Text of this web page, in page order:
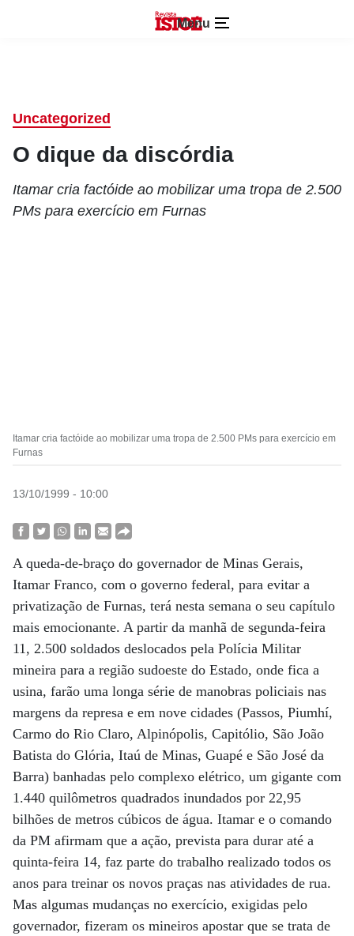
Menu
Uncategorized
O dique da discórdia
Itamar cria factóide ao mobilizar uma tropa de 2.500
PMs para exercício em Furnas
Itamar cria factóide ao mobilizar uma tropa de 2.500 PMs para exercício em
Furnas
13/10/1999 - 10:00
A queda-de-braço do governador de Minas Gerais,
Itamar Franco, com o governo federal, para evitar a
privatização de Furnas, terá nesta semana o seu capítulo
mais emocionante. A partir da manhã de segunda-feira
11, 2.500 soldados deslocados pela Polícia Militar
mineira para a região sudoeste do Estado, onde fica a
usina, farão uma longa série de manobras policiais nas
margens da represa e em nove cidades (Passos, Piumhí,
Carmo do Rio Claro, Alpinópolis, Capitólio, São João
Batista do Glória, Itaú de Minas, Guapé e São José da
Barra) banhadas pelo complexo elétrico, um gigante com
1.440 quilômetros quadrados inundados por 22,95
bilhões de metros cúbicos de água. Itamar e o comando
da PM afirmam que a ação, prevista para durar até a
quinta-feira 14, faz parte do trabalho realizado todos os
anos para treinar os novos praças nas atividades de rua.
Mas algumas mudanças no exercício, exigidas pelo
governador, fizeram os mineiros apostar que se trata de